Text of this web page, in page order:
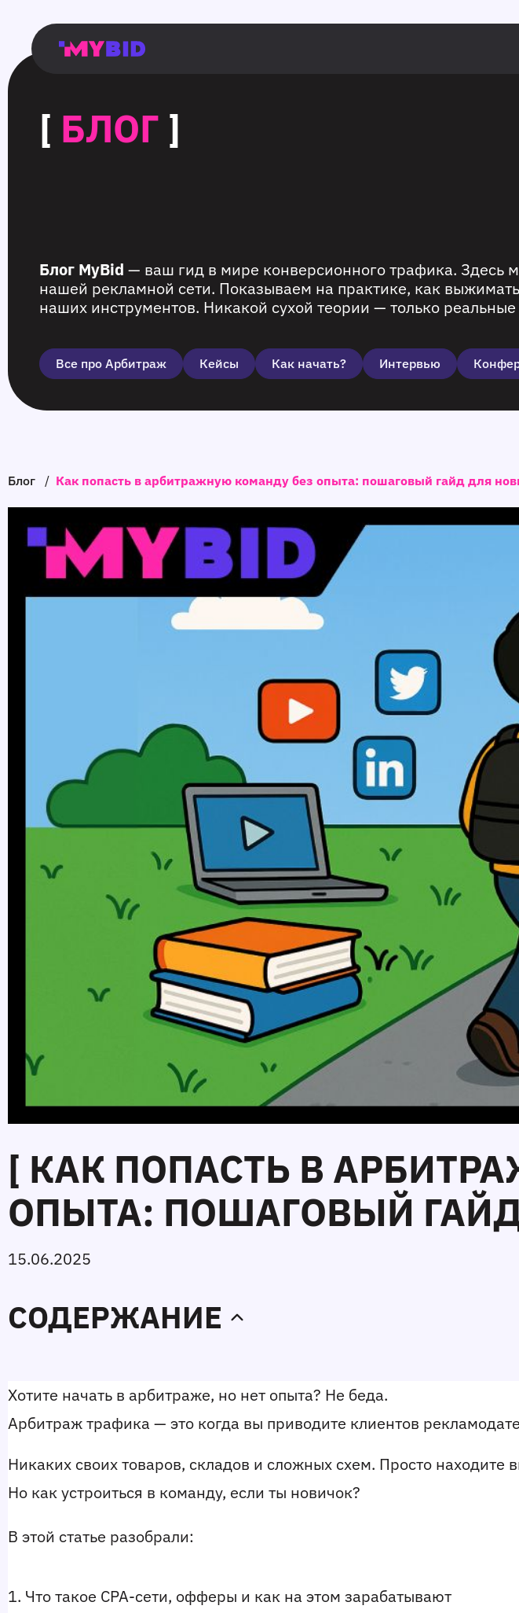
Главная
Гибкий
таргетинг
Возможности
Форматы
TMA
Главная
Домонетизация
TMA
Блог
Главная
страница
Main
page
Flexible
targeting
Opportunities
Formats
TMA
Main
page
Extra
monetization
TMA
Blog
Main
page
[ БЛОГ ]
Блог MyBid — ваш гид в мире конверсионного трафика.
нашей рекламной сети. Показываем на практике, как
наших инструментов. Никакой сухой теории — только
Все про Арбитраж Кейсы Как начать? Интервью
Блог / Как попасть в арбитражную команду без опыта: пошаговый гайд для
[ КАК ПОПАСТЬ В
ОПЫТА: ПОШАГОВЫЙ
15.06.2025
СОДЕРЖАНИЕ
Хотите начать в арбитраже, но нет опыта? Не беда.
Арбитраж трафика — это когда вы приводите клиентов
Никаких своих товаров, складов и сложных схем. Просто
Но как устроиться в команду, если ты новичок?
В этой статье разобрали:
1. Что такое CPA-сети, офферы и как на этом зарабатывают